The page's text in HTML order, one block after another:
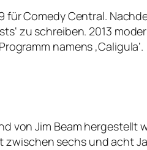
Comedy Central.
zu schreiben. 2013
namens ‚Caligula‘.
von Jim Beam
sechs und acht